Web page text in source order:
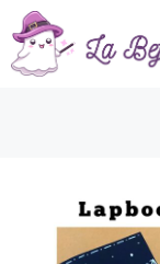
Saltar
al
contenido